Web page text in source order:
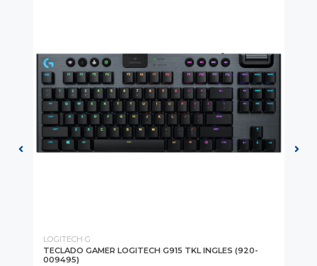
LOGITECH G
TECLADO GAMER LOGITECH G915 TKL INGLES (920-
009495)